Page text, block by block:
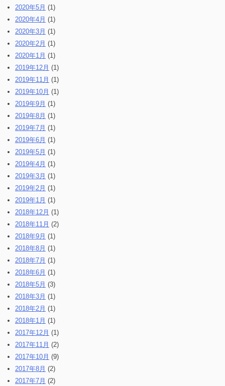
2020年5月 (1)
2020年4月 (1)
2020年3月 (1)
2020年2月 (1)
2020年1月 (1)
2019年12月 (1)
2019年11月 (1)
2019年10月 (1)
2019年9月 (1)
2019年8月 (1)
2019年7月 (1)
2019年6月 (1)
2019年5月 (1)
2019年4月 (1)
2019年3月 (1)
2019年2月 (1)
2019年1月 (1)
2018年12月 (1)
2018年11月 (2)
2018年9月 (1)
2018年8月 (1)
2018年7月 (1)
2018年6月 (1)
2018年5月 (3)
2018年3月 (1)
2018年2月 (1)
2018年1月 (1)
2017年12月 (1)
2017年11月 (2)
2017年10月 (9)
2017年8月 (2)
2017年7月 (2)